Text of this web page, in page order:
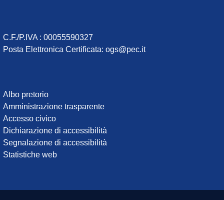
C.F./P.IVA : 00055590327
Posta Elettronica Certificata: ogs@pec.it
Institute
links
Albo pretorio
Amministrazione trasparente
Accesso civico
Dichiarazione di accessibilità
Segnalazione di accessibilità
Statistiche web